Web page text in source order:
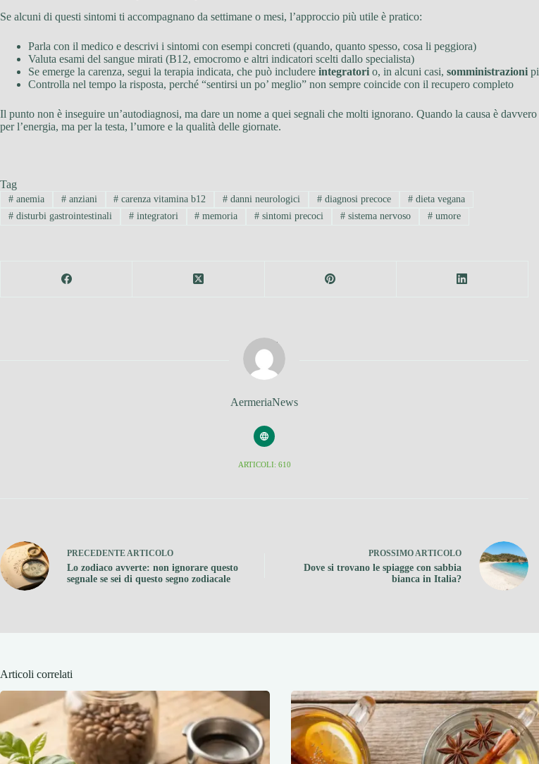
Se alcuni di questi sintomi ti accompagnano da settimane o mesi, l’approccio più utile è pratico:
Parla con il medico e descrivi i sintomi con esempi concreti (quando, quanto spesso, cosa li peggiora)
Valuta esami del sangue mirati (B12, emocromo e altri indicatori scelti dallo specialista)
Se emerge la carenza, segui la terapia indicata, che può includere integratori o, in alcuni casi, somministrazioni
Controlla nel tempo la risposta, perché “sentirsi un po’ meglio” non sempre coincide con il recupero completo
Il punto non è inseguire un’autodiagnosi, ma dare un nome a quei segnali che molti ignorano. Quando la causa è
per l’energia, ma per la testa, l’umore e la qualità delle giornate.
Tag
#anemia #anziani # carenza vitamina b12 # danni neurologici # diagnosi precoce #dieta vegana
#disturbi gastrointestinali #integratori # memoria # sintomi precoci # sistema nervoso #umore
AermeriaNews
ARTICOLI: 610
PRECEDENTEARTICOLO
Lo zodiaco avverte: non ignorare questo
segnale se sei di questo segno zodiacale
PROSSIMOARTICOLO
Dove si trovano le spiagge con sabbia
bianca in Italia?
Articoli correlati